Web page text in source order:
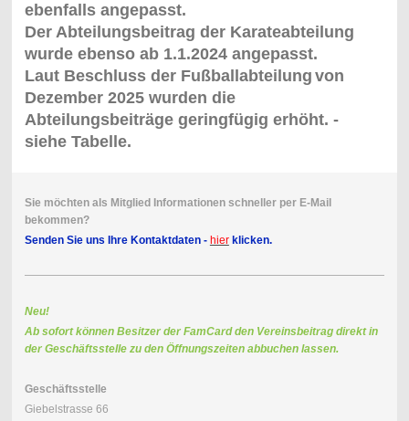
ebenfalls angepasst.
Der Abteilungsbeitrag der Karateabteilung
wurde ebenso ab 1.1.2024 angepasst.
Laut Beschluss der Fußballabteilung von
Dezember 2025 wurden die
Abteilungsbeiträge geringfügig erhöht. -
siehe Tabelle.
Sie möchten als Mitglied Informationen schneller per E-Mail
bekommen?
Senden Sie uns Ihre Kontaktdaten - hierklicken.
Neu!
Ab sofort können Besitzer der FamCard den Vereinsbeitrag direkt in
der Geschäftsstelle zu den Öffnungszeiten abbuchen lassen.
Geschäftsstelle
Giebelstrasse 66